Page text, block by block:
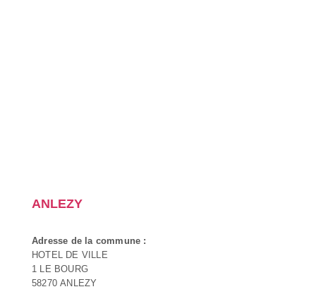
ANLEZY
Adresse de la commune :
HOTEL DE VILLE
1 LE BOURG
58270 ANLEZY